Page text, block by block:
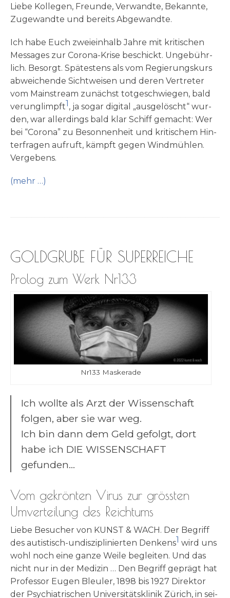
Lie­be Kol­le­gen, Freun­de, Ver­wand­te, Bekann­te,
Zuge­wand­te und bereits Abgewandte.
Ich habe Euch zwei­ein­halb Jah­re mit kri­ti­schen
Mes­sa­ges zur Coro­na-Kri­se beschickt. Unge­bühr­
lich. Besorgt. Spä­te­stens als vom Regie­rungs­kurs
abwei­chen­de Sicht­wei­sen und deren Ver­tre­ter
vom Main­stream zunächst tot­ge­schwie­gen, bald
ver­un­glimpft1, ja sogar digi­tal „aus­ge­löscht“ wur­
den, war aller­dings bald klar Schiff gemacht: Wer
bei “Coro­na” zu Beson­nen­heit und kri­ti­schem Hin­
ter­fra­gen auf­ruft, kämpft gegen Wind­müh­len.
Vergebens.
(mehr …)
GOLDGRUBE FÜR SUPERREICHE
Prolog zum Werk Nr133
Nr133 Mas­ke­ra­de
Ich woll­te als Arzt der Wis­sen­schaft
fol­gen, aber sie war weg.
Ich bin dann dem Geld gefolgt, dort
habe ich DIE WISSENSCHAFT
gefunden…
Vom gekrönten Virus zur grössten
Umverteilung des Reichtums
Lie­be Besu­cher von KUNST & WACH. Der Begriff
des auti­stisch-undis­zi­pli­nier­ten Den­kens1 wird uns
wohl noch eine gan­ze Wei­le beglei­ten. Und das
nicht nur in der Medi­zin … Den Begriff geprägt hat
Pro­fes­sor Eugen Bleu­ler, 1898 bis 1927 Direk­tor
der Psych­ia­tri­schen Uni­ver­si­täts­kli­nik Zürich, in sei­